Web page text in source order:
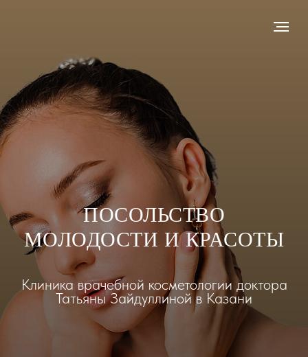
ПОСОЛЬСТВО
МОЛОДОСТИ И КРАСОТЫ
Клиника врачебной косметологии доктора
Татьяны Зайдуллиной в Казани